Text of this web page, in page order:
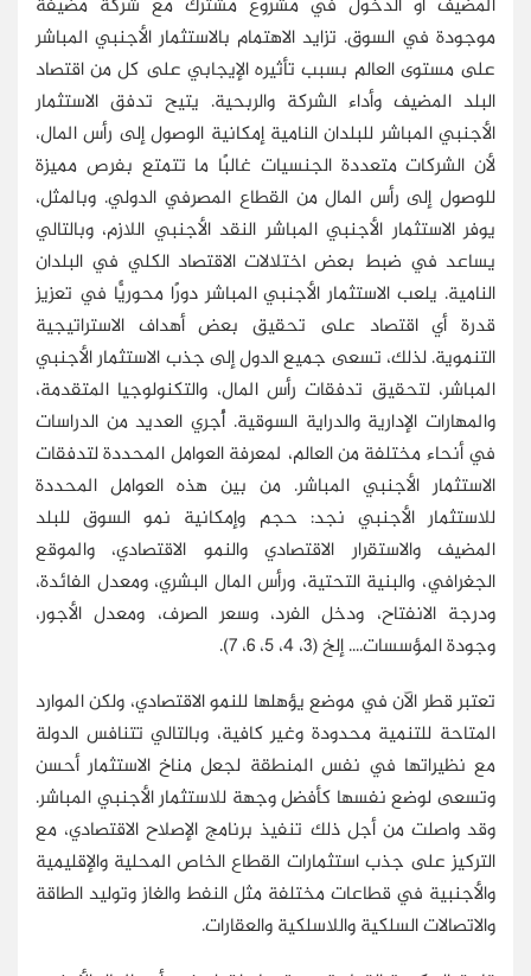
المضيف أو الدخول في مشروع مشترك مع شركة مضيفة
موجودة في السوق. تزايد الاهتمام بالاستثمار الأجنبي المباشر
على مستوى العالم بسبب تأثيره الإيجابي على كل من اقتصاد
البلد المضيف وأداء الشركة والربحية. يتيح تدفق الاستثمار
الأجنبي المباشر للبلدان النامية إمكانية الوصول إلى رأس المال،
لأن الشركات متعددة الجنسيات غالبًا ما تتمتع بفرص مميزة
للوصول إلى رأس المال من القطاع المصرفي الدولي. وبالمثل،
يوفر الاستثمار الأجنبي المباشر النقد الأجنبي اللازم، وبالتالي
يساعد في ضبط بعض اختلالات الاقتصاد الكلي في البلدان
النامية. يلعب الاستثمار الأجنبي المباشر دورًا محوريًّا في تعزيز
قدرة أي اقتصاد على تحقيق بعض أهداف الاستراتيجية
التنموية. لذلك، تسعى جميع الدول إلى جذب الاستثمار الأجنبي
المباشر، لتحقيق تدفقات رأس المال، والتكنولوجيا المتقدمة،
والمهارات الإدارية والدراية السوقية. أُجري العديد من الدراسات
في أنحاء مختلفة من العالم، لمعرفة العوامل المحددة لتدفقات
الاستثمار الأجنبي المباشر. من بين هذه العوامل المحددة
للاستثمار الأجنبي نجد: حجم وإمكانية نمو السوق للبلد
المضيف والاستقرار الاقتصادي والنمو الاقتصادي، والموقع
الجغرافي، والبنية التحتية، ورأس المال البشري، ومعدل الفائدة،
ودرجة الانفتاح، ودخل الفرد، وسعر الصرف، ومعدل الأجور،
وجودة المؤسسات.... إلخ (3، 4، 5، 6، 7).
تعتبر قطر الآن في موضع يؤهلها للنمو الاقتصادي، ولكن الموارد
المتاحة للتنمية محدودة وغير كافية، وبالتالي تتنافس الدولة
مع نظيراتها في نفس المنطقة لجعل مناخ الاستثمار أحسن
وتسعى لوضع نفسها كأفضل وجهة للاستثمار الأجنبي المباشر.
وقد واصلت من أجل ذلك تنفيذ برنامج الإصلاح الاقتصادي، مع
التركيز على جذب استثمارات القطاع الخاص المحلية والإقليمية
والأجنبية في قطاعات مختلفة مثل النفط والغاز وتوليد الطاقة
والاتصالات السلكية واللاسلكية والعقارات.